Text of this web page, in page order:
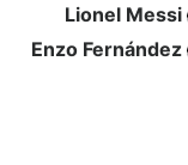
Lionel Messi
Enzo Fernández